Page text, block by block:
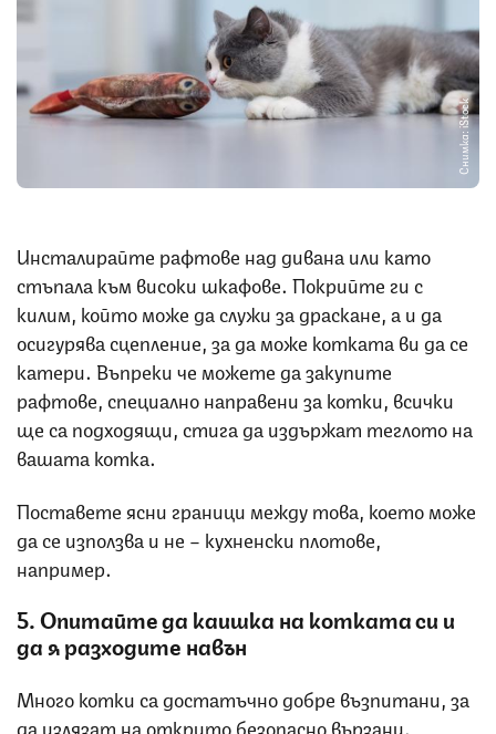
Снимка: iStock
Инсталирайте рафтове над дивана или като
стъпала към високи шкафове. Покрийте ги с
килим, който може да служи за драскане, а и да
осигурява сцепление, за да може котката ви да се
катери. Въпреки че можете да закупите
рафтове, специално направени за котки, всички
ще са подходящи, стига да издържат теглото на
вашата котка.
Поставете ясни граници между това, което може
да се използва и не – кухненски плотове,
например.
5. Опитайте да каишка на котката си и
да я разходите навън
Много котки са достатъчно добре възпитани, за
да излязат на открито безопасно вързани.